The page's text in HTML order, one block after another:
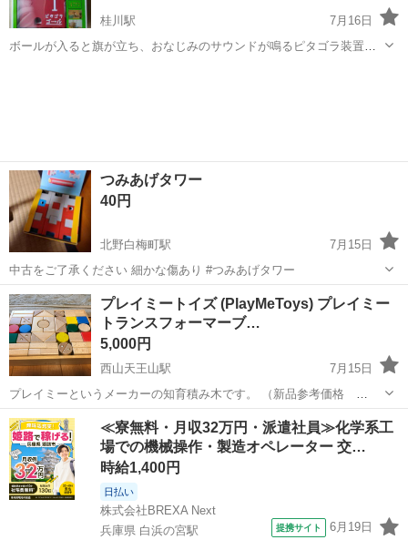
桂川駅
7月16日
ボールが入ると旗が立ち、おなじみのサウンドが鳴るピタゴラ装置用
つみあげタワー
40円
北野白梅町駅
7月15日
中古をご了承ください 細かな傷あり #つみあげタワー
京都 京都市 北野白梅町駅 おもちゃ つみあげ
プレイミートイズ (PlayMeToys) プレイミー
トランスフォーマーブ…
5,000円
西山天王山駅
7月15日
プレイミーというメーカーの知育積み木です。 （新品参考価格
13200円 楽天市場） 特徴は形を変える事が出来る積み木があり色々
な形を作る事が出来ます。 木箱と積み木のみで説明書や外箱はありま
せん。1枚目の写真の物が全て...
京都 長岡京市 西山天王山駅 おもちゃ プレイミー
≪寮無料・月収32万円・派遣社員≫化学系工
場での機械操作・製造オペレーター 交…
時給1,400円
日払い
株式会社BREXA Next
兵庫県 白浜の宮駅
提携サイト 6月19日